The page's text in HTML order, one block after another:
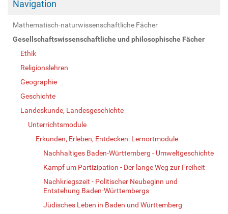
Navigation
Mathematisch-naturwissenschaftliche Fächer
Gesellschaftswissenschaftliche und philosophische Fächer
Ethik
Religionslehren
Geographie
Geschichte
Landeskunde, Landesgeschichte
Unterrichtsmodule
Erkunden, Erleben, Entdecken: Lernortmodule
Nachhaltiges Baden-Württemberg - Umweltgeschichte
Kampf um Partizipation - Der lange Weg zur Freiheit
Nachkriegszeit - Politischer Neubeginn und
Entstehung Baden-Württembergs
Jüdisches Leben in Baden und Württemberg